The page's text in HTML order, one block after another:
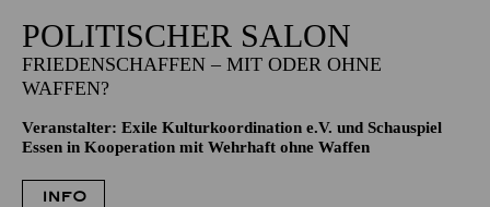
POLITISCHER SALON
FRIEDENSCHAFFEN – MIT ODER OHNE
WAFFEN?
Veranstalter: Exile Kulturkoordination e.V. und Schauspiel
Essen in Kooperation mit Wehrhaft ohne Waffen
INFO